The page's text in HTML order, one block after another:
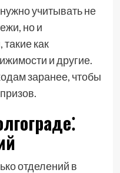
учитывать не
но и
как
и другие.
заранее, чтобы
отделений в